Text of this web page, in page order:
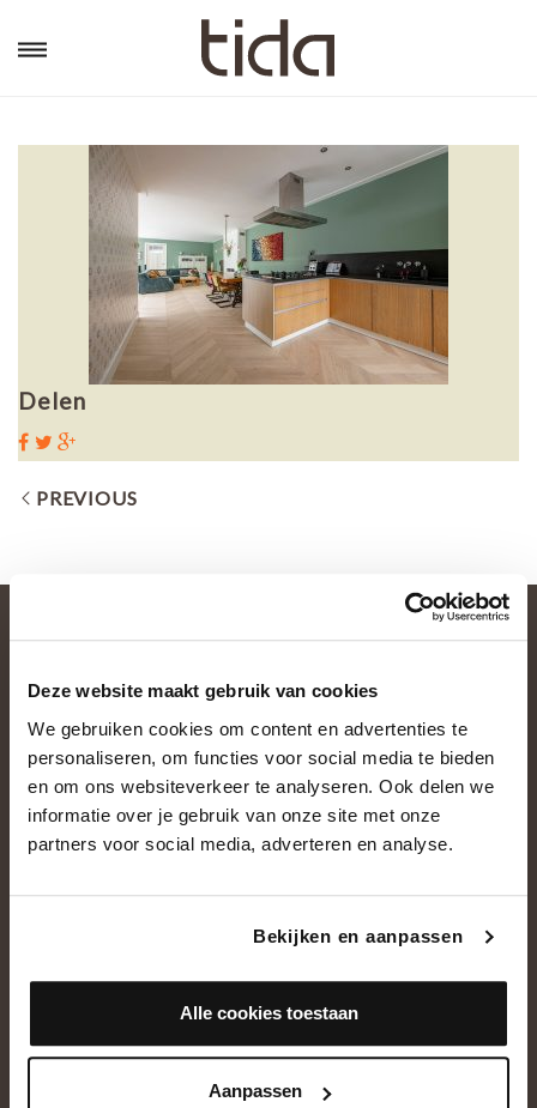
Deze website maakt gebruik van cookies
We gebruiken cookies om content en advertenties te
personaliseren, om functies voor social media te bieden
en om ons websiteverkeer te analyseren. Ook delen we
informatie over je gebruik van onze site met onze
partners voor social media, adverteren en analyse.
Bekijken en aanpassen
Alle cookies toestaan
Aanpassen
Delen
PREVIOUS
OVER ONS
NEEM CONTACT OP
+31(0)13 5362828